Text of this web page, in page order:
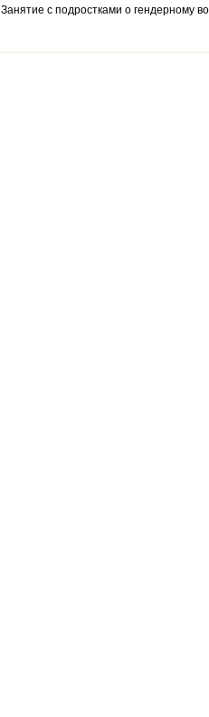
Занятие с подростками о гендерному